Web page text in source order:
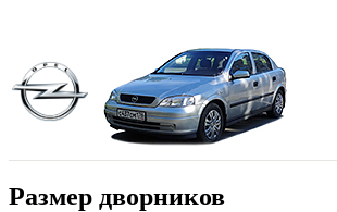
Размер дворников